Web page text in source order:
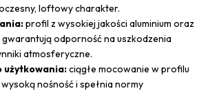
loftowy charakter.
profil z wysokiej jakości aluminium oraz
gwarantują odporność na uszkodzenia
atmosferyczne.
użytkowania:ciągłe mocowanie w profilu
nośność i spełnia normy